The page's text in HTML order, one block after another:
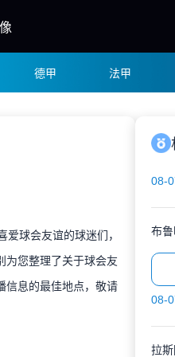
德甲 法甲
球会友谊的球迷们，
为您整理了关于球会友
信息的最佳地点，敬请
08-
布
08-
拉